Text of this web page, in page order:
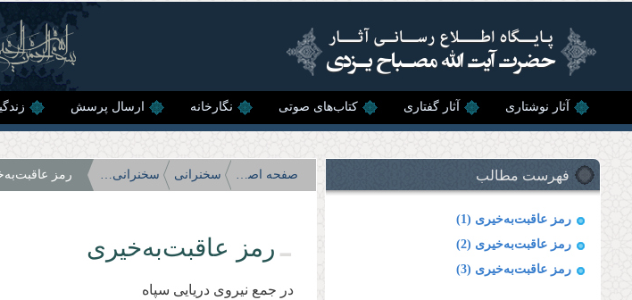
آثار نوشتاری آثار گفتاری کتاب‌های صوتی نگارخانه ارسال پرسش
فهرست مطالب
رمز عاقبت‌به‌خیری (1)
رمز عاقبت‌به‌خیری (2)
رمز عاقبت‌به‌خیری (3)
صفحه اصلی سخنرانی سخنرانی‌های سال 88 رمز
رمز عاقبت‌به‌خیری
در جمع نیروی دریایی سپاه